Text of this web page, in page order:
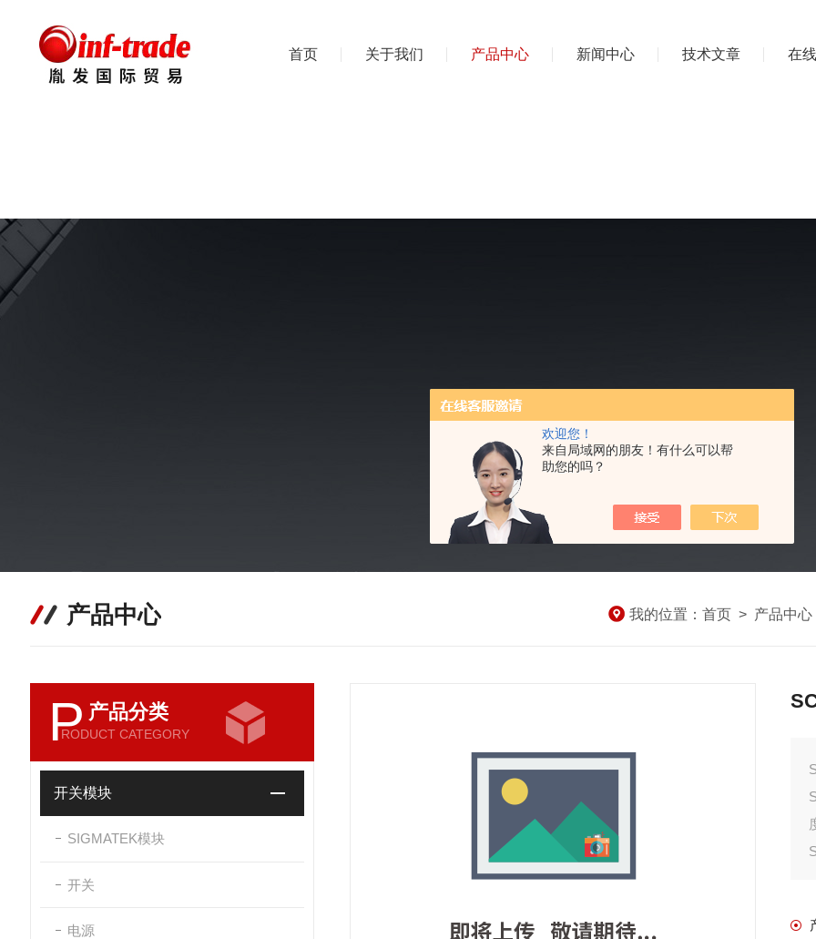
欢迎您！
来自局域网的朋友！有什么可以帮
助您的吗？
首页 关于我们 产品中心 新闻中心 技术文章 在
产品中心 我的位置： 首页 > 产品中心
P 产品分类
RODUCT CATEGORY
开关模块
SIGMATEK模块
开关
电源